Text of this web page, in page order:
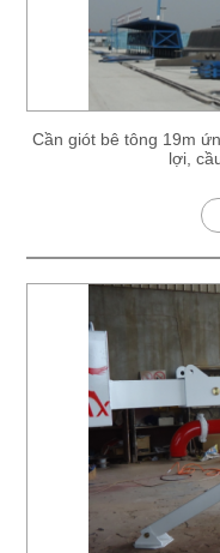
Cần giót bê tông 19m
lợi,